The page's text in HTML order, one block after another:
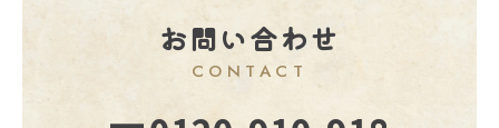
お問い合わせ
CONTACT